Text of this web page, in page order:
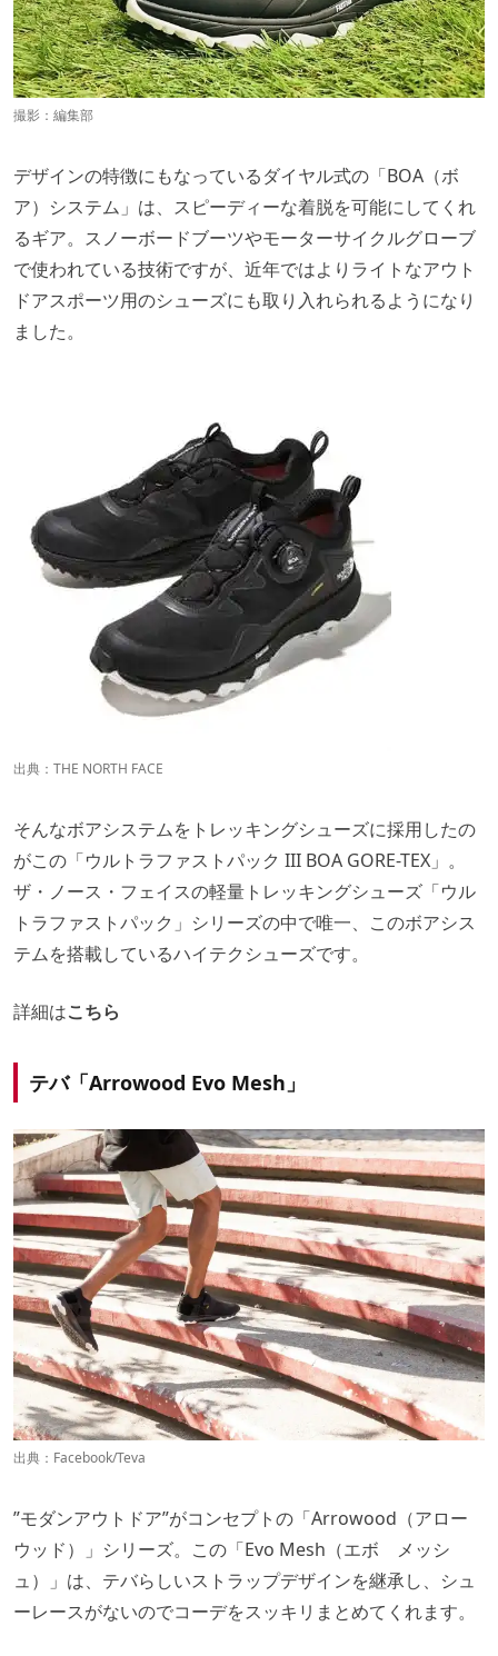
撮影：編集部
デザインの特徴にもなっているダイヤル式の「BOA（ボ
ア）システム」は、スピーディーな着脱を可能にしてくれ
るギア。スノーボードブーツやモーターサイクルグローブ
で使われている技術ですが、近年ではよりライトなアウト
ドアスポーツ用のシューズにも取り入れられるようになり
ました。
出典： THE NORTH FACE
そんなボアシステムをトレッキングシューズに採用したの
がこの「ウルトラファストパック III BOA GORE-TEX」。
ザ・ノース・フェイスの軽量トレッキングシューズ「ウル
トラファストパック」シリーズの中で唯一、このボアシス
テムを搭載しているハイテクシューズです。
詳細はこちら
テバ「Arrowood Evo Mesh」
出典： Facebook/Teva
”モダンアウトドア”がコンセプトの「Arrowood（アロー
ウッド）」シリーズ。この「Evo Mesh（エボ メッシ
ュ）」は、テバらしいストラップデザインを継承し、シュ
ーレースがないのでコーデをスッキリまとめてくれます。